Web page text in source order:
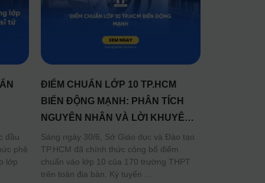
đầu
phê
lớp
ĐIỂM CHUẨN LỚP 10 TP.HCM
BIẾN ĐỘNG MẠNH: PHÂN TÍCH
NGUYÊN NHÂN VÀ LỜI KHUYÊN
CHO TÂN HỌC SINH
Sáng ngày 30/6, Sở Giáo dục và Đào tạo
TP.HCM đã chính thức công bố điểm
chuẩn vào lớp 10 của 170 trường THPT
trên toàn địa bàn. Kỳ tuyển